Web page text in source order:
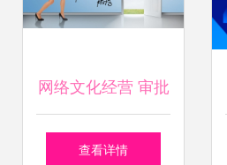
网络文化经营 审批
流程、挑战与未来
查看详情